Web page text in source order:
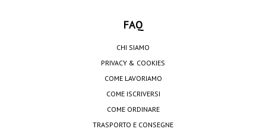
FAQ
CHI SIAMO
PRIVACY & COOKIES
COME LAVORIAMO
COME ISCRIVERSI
COME ORDINARE
TRASPORTO E CONSEGNE